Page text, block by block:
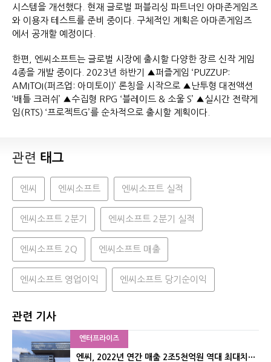
시스템을 개선했다. 현재 글로벌 퍼블리싱 파트너인 아마존게임즈
와 이용자 테스트를 준비 중이다. 구체적인 계획은 아마존게임즈
에서 공개할 예정이다.
한편, 엔씨소프트는 글로벌 시장에 출시할 다양한 장르 신작 게임
4종을 개발 중이다. 2023년 하반기 ▲퍼즐게임 ‘PUZZUP:
AMITOI(퍼즈업: 아미토이)’ 론칭을 시작으로 ▲난투형 대전액션
‘배틀 크러쉬’ ▲수집형 RPG ‘블레이드 & 소울 S’ ▲실시간 전략게
임(RTS) ‘프로젝트G’를 순차적으로 출시할 계획이다.
관련 태그
엔씨 엔씨소프트 엔씨소프트 실적
엔씨소프트 2분기 엔씨소프트 2분기 실적
엔씨소프트 2Q 엔씨소프트 매출
엔씨소프트 영업이익 엔씨소프트 당기순이익
관련 기사
엔터프라이즈
엔씨, 2022년 연간 매출 2조5천억원 역대 최대치···